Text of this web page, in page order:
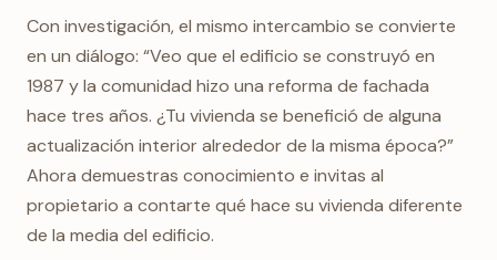
Con investigación, el mismo intercambio se convierte
en un diálogo: “Veo que el edificio se construyó en
1987 y la comunidad hizo una reforma de fachada
hace tres años. ¿Tu vivienda se benefició de alguna
actualización interior alrededor de la misma época?”
Ahora demuestras conocimiento e invitas al
propietario a contarte qué hace su vivienda diferente
de la media del edificio.